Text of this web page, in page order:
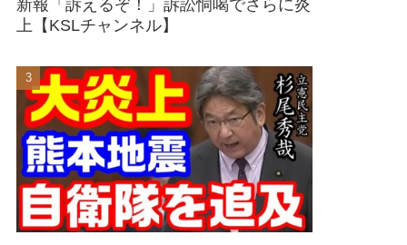
新報「訴えるぞ！」訴訟恫喝でさらに炎
上【KSLチャンネル】